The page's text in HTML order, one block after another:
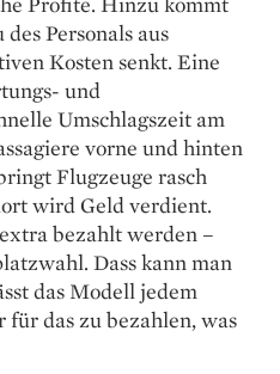
Personals aus
Kosten senkt. Eine
und
Umschlagszeit am
vorne und hinten
Flugzeuge rasch
wird Geld verdient.
bezahlt werden –
Dass kann man
das Modell jedem
für das zu bezahlen, was